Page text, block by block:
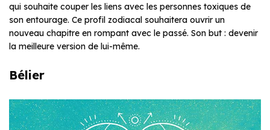
qui souhaite couper les liens avec les personnes toxiques de
son entourage. Ce profil zodiacal souhaitera ouvrir un
nouveau chapitre en rompant avec le passé. Son but : devenir
la meilleure version de lui-même.
Bélier